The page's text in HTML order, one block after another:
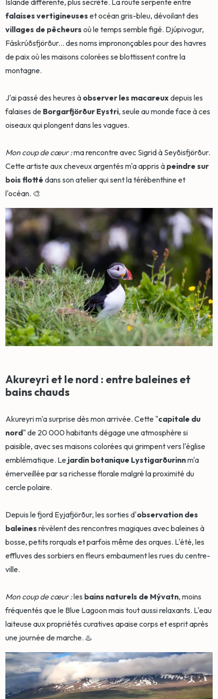
falaises vertigineuses et océan gris-bleu, dévoilant des
villages de pêcheurs où le temps semble figé. Djúpivogur,
Fáskrúðsfjörður... des noms imprononçables pour des havres
de paix où les maisons colorées se blottissent contre la
montagne.
J'ai passé des heures à observer les macareux depuis les
falaises de Borgarfjörður Eystri, seule au monde face à ces
oiseaux qui plongent dans les vagues.
Mon coup de cœur :ma rencontre avec Sigrid à Seyðisfjörður.
Cette artiste aux cheveux argentés m'a appris à peindre sur
bois flotté dans son atelier qui sent la térébenthine et
l'océan. 🎨
Akureyri et le nord : entre baleines et
bains chauds
Akureyri m'a surprise dès mon arrivée. Cette "capitale du
nord" de 20 000 habitants dégage une atmosphère si
paisible, avec ses maisons colorées qui grimpent vers l'église
emblématique. Le jardin botanique Lystigarðurinnm'a
émerveillée par sa richesse florale malgré la proximité du
cercle polaire.
Depuis le fjord Eyjafjörður, les sorties d'observation des
baleines révèlent des rencontres magiques avec baleines à
bosse, petits rorquals et parfois même des orques. L'été, les
effluves des sorbiers en fleurs embaument les rues du centre-
ville.
Mon coup de cœur :les bains naturels de Mývatn, moins
fréquentés que le Blue Lagoon mais tout aussi relaxants. L'eau
laiteuse aux propriétés curatives apaise corps et esprit après
une journée de marche. ♨️